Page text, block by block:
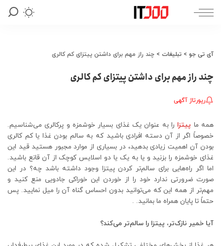
آی تی جو > تبلیغات > چند راز مهم برای داشتن پیتزای کم کالری
چند راز مهم برای داشتن پیتزای کم کالری
رپورتاژ آگهی
همه ما پیتزا را به عنوان یک غذای بسیار خوشمزه و پرکالری می‌شناسیم.
خصوصاً اگر از آن دسته افرادی باشید که به سالم بودن غذا یا کم کالری
بودن آن اهمیت زیادی بدهید، در بسیاری از موارد مجبور هستید قید این
غذای خوشمزه را بزنید و یا به یک یا دو اسلایس کوچک از آن قانع باشید.
اما اگر راه‌هایی برای سالم‌تر کردن پیتزا وجود داشته باشد چه؟ در این
صورت ضرورتی ندارد خود را از خوردن این خوراکی جادویی منع کنید و
مهم‌تر از همه این که می‌توانید بدون احساس گناه آن را میل نمایید. پس
حتماً تا پایان همراه ما بمانید. .
آیا خمیر نازک‌تر، پیتزا را سالم‌تر می‌کند؟